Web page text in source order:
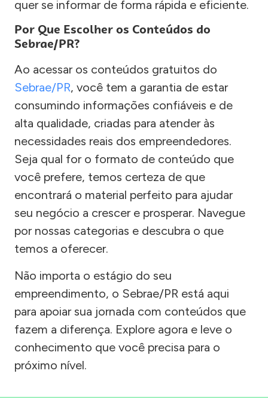
quer se informar de forma rápida e eficiente.
Por Que Escolher os Conteúdos do
Sebrae/PR?
Ao acessar os conteúdos gratuitos do
Sebrae/PR, você tem a garantia de estar
consumindo informações confiáveis e de
alta qualidade, criadas para atender às
necessidades reais dos empreendedores.
Seja qual for o formato de conteúdo que
você prefere, temos certeza de que
encontrará o material perfeito para ajudar
seu negócio a crescer e prosperar. Navegue
por nossas categorias e descubra o que
temos a oferecer.
Não importa o estágio do seu
empreendimento, o Sebrae/PR está aqui
para apoiar sua jornada com conteúdos que
fazem a diferença. Explore agora e leve o
conhecimento que você precisa para o
próximo nível.